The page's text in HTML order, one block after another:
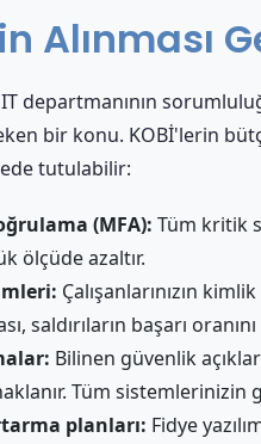
Alınması
departmanının
bir konu. KOBİ'lerin
tutulabilir:
(MFA): Tüm kritik
ölçüde azaltır.
Çalışanlarınızın
saldırıların başarı
Bilinen güvenlik
Tüm sistemlerinizin
planları: Fidye